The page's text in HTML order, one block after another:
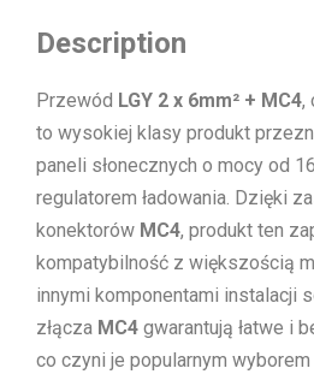
Description
Przewód LGY 2 x 6mm² + MC4,
to wysokiej klasy produkt
paneli słonecznych o mocy od
regulatorem ładowania. Dzięki
konektorów MC4, produkt ten
kompatybilność z większością
innymi komponentami instalacji
złącza MC4 gwarantują łatwe i
co czyni je popularnym